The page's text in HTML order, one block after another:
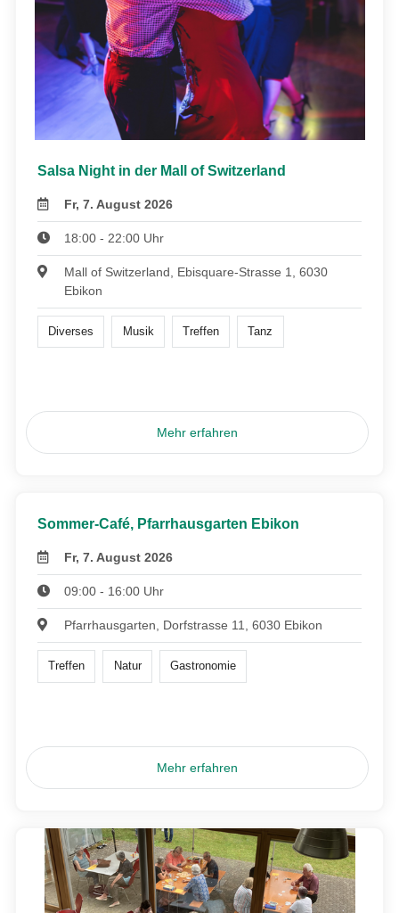
Salsa Night in der Mall of Switzerland
Fr, 7. August 2026
18:00 - 22:00 Uhr
Mall of Switzerland, Ebisquare-Strasse 1, 6030
Ebikon
Diverses Musik Treffen Tanz
Mehr erfahren
Sommer-Café, Pfarrhausgarten Ebikon
Fr, 7. August 2026
09:00 - 16:00 Uhr
Pfarrhausgarten, Dorfstrasse 11, 6030 Ebikon
Treffen Natur Gastronomie
Mehr erfahren